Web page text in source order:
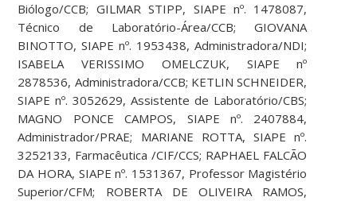
Biólogo/CCB; GILMAR STIPP, SIAPE nº. 1478087,
Técnico de Laboratório-Área/CCB; GIOVANA
BINOTTO, SIAPE nº. 1953438, Administradora/NDI;
ISABELA VERISSIMO OMELCZUK, SIAPE nº
2878536, Administradora/CCB; KETLIN SCHNEIDER,
SIAPE nº. 3052629, Assistente de Laboratório/CBS;
MAGNO PONCE CAMPOS, SIAPE nº. 2407884,
Administrador/PRAE; MARIANE ROTTA, SIAPE nº.
3252133, Farmacêutica /CIF/CCS; RAPHAEL FALCÃO
DA HORA, SIAPE nº. 1531367, Professor Magistério
Superior/CFM; ROBERTA DE OLIVEIRA RAMOS,